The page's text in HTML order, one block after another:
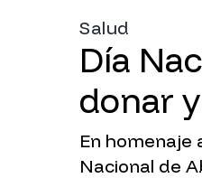
Salud
Día
donar
En homenaje
Nacional de